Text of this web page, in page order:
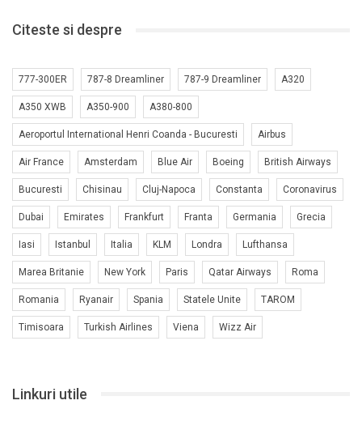
Citeste si despre
777-300ER 787-8 Dreamliner 787-9 Dreamliner A320
A350 XWB A350-900 A380-800
Aeroportul International Henri Coanda - Bucuresti Airbus
Air France Amsterdam Blue Air Boeing British Airways
Bucuresti Chisinau Cluj-Napoca Constanta Coronavirus
Dubai Emirates Frankfurt Franta Germania Grecia
Iasi Istanbul Italia KLM Londra Lufthansa
Marea Britanie New York Paris Qatar Airways Roma
Romania Ryanair Spania Statele Unite TAROM
Timisoara Turkish Airlines Viena Wizz Air
Linkuri utile